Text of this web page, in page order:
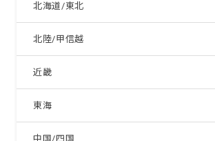
北海道/東北
北陸/甲信越
近畿
東海
中国/四国